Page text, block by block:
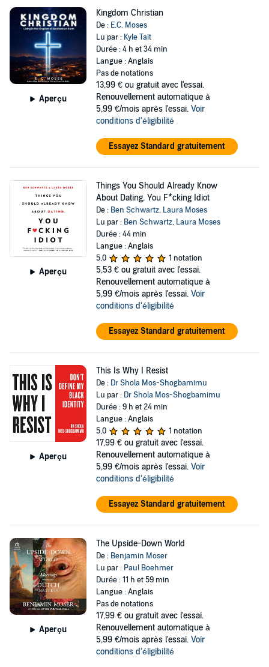
Aperçu
Kingdom Christian
De : E.C. Moses
Lu par : Kyle Tait
Durée : 4 h et 34 min
Langue : Anglais
Pas de notations
13,99 € ou gratuit avec l'essai.
Renouvellement automatique à
5,99 €/mois après l'essai. Voir
conditions d'éligibilité
Essayez Standard gratuitement
Aperçu
Things You Should Already Know
About Dating, You F*cking Idiot
De : Ben Schwartz, Laura Moses
Lu par : Ben Schwartz, Laura Moses
Durée : 44 min
Langue : Anglais
5,0
1 notation
5,53 € ou gratuit avec l'essai.
Renouvellement automatique à
5,99 €/mois après l'essai. Voir
conditions d'éligibilité
Essayez Standard gratuitement
Aperçu
This Is Why I Resist
De : Dr Shola Mos-Shogbamimu
Lu par : Dr Shola Mos-Shogbamimu
Durée : 9 h et 24 min
Langue : Anglais
5,0
1 notation
17,99 € ou gratuit avec l'essai.
Renouvellement automatique à
5,99 €/mois après l'essai. Voir
conditions d'éligibilité
Essayez Standard gratuitement
Aperçu
The Upside-Down World
De : Benjamin Moser
Lu par : Paul Boehmer
Durée : 11 h et 59 min
Langue : Anglais
Pas de notations
17,99 € ou gratuit avec l'essai.
Renouvellement automatique à
5,99 €/mois après l'essai. Voir
conditions d'éligibilité